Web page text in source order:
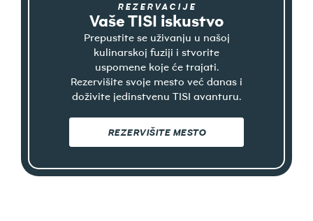
REZERVACIJE
Vaše TISI iskustvo
Prepustite se uživanju u našoj
kulinarskoj fuziji i stvorite
uspomene koje će trajati.
Rezervišite svoje mesto već danas i
doživite jedinstvenu TISI avanturu.
REZERVIŠITE MESTO